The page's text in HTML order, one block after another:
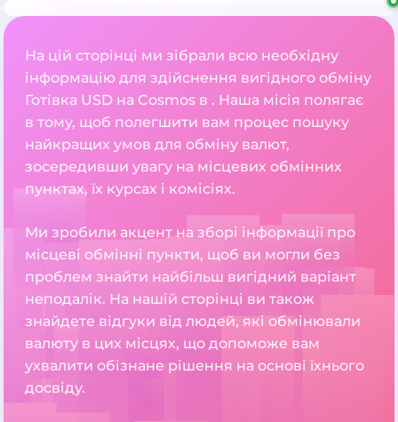
На цій сторінці ми зібрали всю необхідну
інформацію для здійснення вигідного обміну
Готівка USD на Cosmos в . Наша місія полягає
в тому, щоб полегшити вам процес пошуку
найкращих умов для обміну валют,
зосередивши увагу на місцевих обмінних
пунктах, їх курсах і комісіях.
Ми зробили акцент на зборі інформації про
місцеві обмінні пункти, щоб ви могли без
проблем знайти найбільш вигідний варіант
неподалік. На нашій сторінці ви також
знайдете відгуки від людей, які обмінювали
валюту в цих місцях, що допоможе вам
ухвалити обізнане рішення на основі їхнього
досвіду.